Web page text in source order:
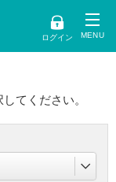
ログイン
てください。